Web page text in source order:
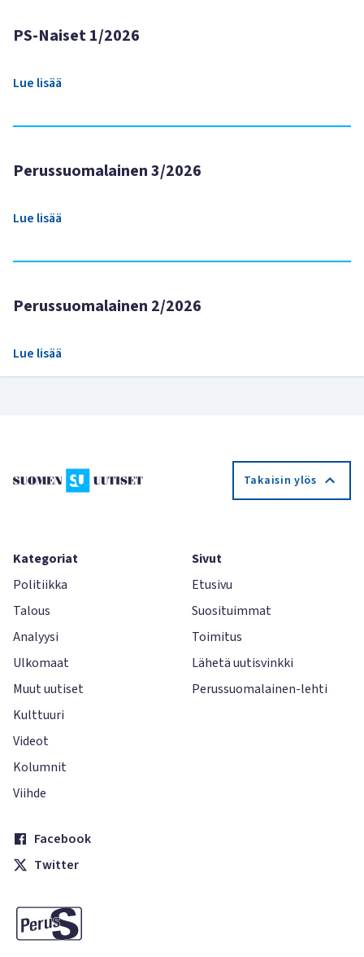
PS-Naiset 1/2026
Lue lisää
Perussuomalainen 3/2026
Lue lisää
Perussuomalainen 2/2026
Lue lisää
Takaisin ylös
Kategoriat
Politiikka
Talous
Analyysi
Ulkomaat
Muut uutiset
Kulttuuri
Videot
Kolumnit
Viihde
Sivut
Etusivu
Suosituimmat
Toimitus
Lähetä uutisvinkki
Perussuomalainen-lehti
Facebook
Twitter